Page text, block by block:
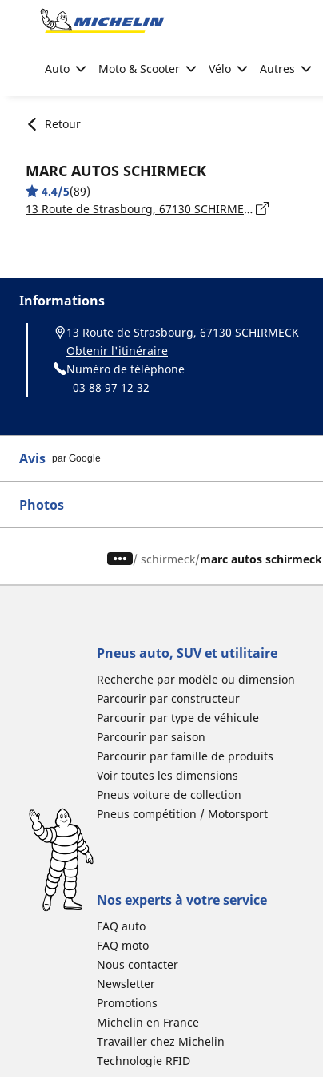
Go to page content
Auto Moto & Scooter Vélo Autres
Retour
MARC AUTOS SCHIRMECK
4.4/5(89)
13 Route de Strasbourg, 67130 SCHIRMECK
Informations
13 Route de Strasbourg, 67130 SCHIRMECK
Obtenir l'itinéraire
Numéro de téléphone
03 88 97 12 32
Avis par Google
Photos
/ schirmeck marc autos schirmeck
Pneus auto, SUV et utilitaire
Recherche par modèle ou dimension
Parcourir par constructeur
Parcourir par type de véhicule
Parcourir par saison
Parcourir par famille de produits
Voir toutes les dimensions
Pneus voiture de collection
Pneus compétition / Motorsport
Nos experts à votre service
FAQ auto
FAQ moto
Nous contacter
Newsletter
Promotions
Michelin en France
Travailler chez Michelin
Technologie RFID